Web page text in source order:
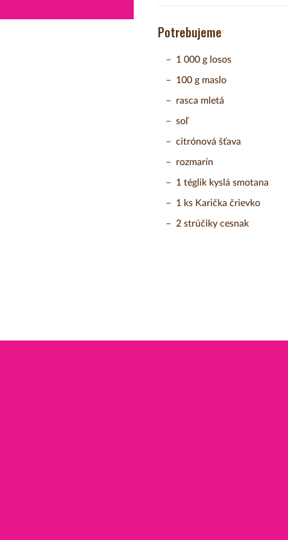
Potrebujeme
1 000 g losos
100 g maslo
rasca mletá
soľ
citrónová šťava
rozmarín
1 téglik kyslá smotana
1 ks Karička črievko
2 strúčiky cesnak